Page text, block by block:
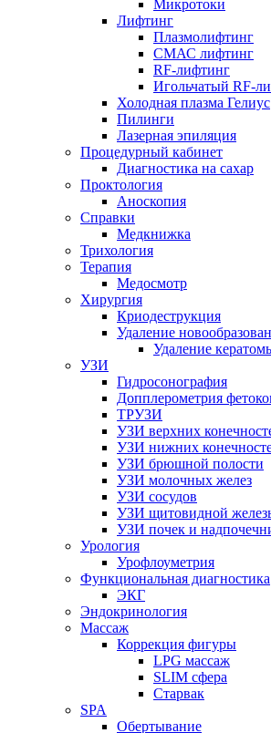
Микротоки
Лифтинг
Плазмолифтинг
СМАС лифтинг
RF-лифтинг
Игольчатый RF-
Холодная плазма Гелиус
Пилинги
Лазерная эпиляция
Процедурный кабинет
Диагностика на сахар
Проктология
Аноскопия
Справки
Медкнижка
Трихология
Терапия
Медосмотр
Хирургия
Криодеструкция
Удаление
Удаление
УЗИ
Гидросонография
Допплерометрия
ТРУЗИ
УЗИ верхних
УЗИ нижних
УЗИ брюшной полости
УЗИ молочных желез
УЗИ сосудов
УЗИ щитовидной
УЗИ почек и
Урология
Урофлоуметрия
Функциональная диагностика
ЭКГ
Эндокринология
Массаж
Коррекция фигуры
LPG массаж
SLIM сфера
Старвак
SPA
Обертывание